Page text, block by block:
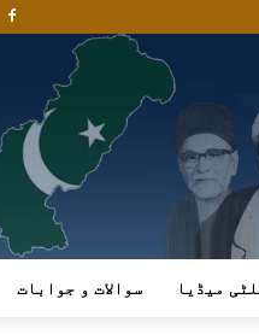
میڈیا سوالات و جوابات